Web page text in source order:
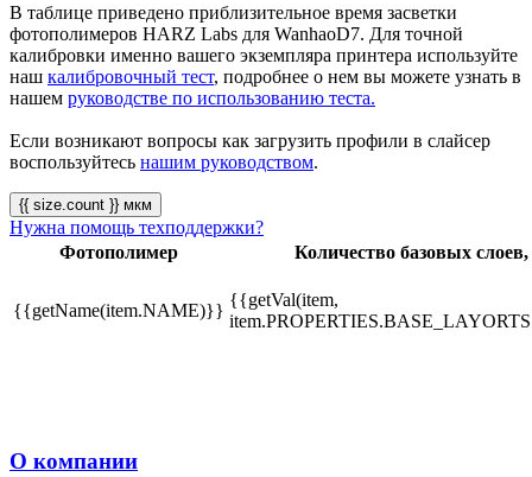
В таблице приведено приблизительное время засветки
фотополимеров HARZ Labs для WanhaoD7. Для точной
калибровки именно вашего экземпляра принтера используйте
наш калибровочный тест, подробнее о нем вы можете узнать в
нашем руководстве по использованию теста.
Если возникают вопросы как загрузить профили в слайсер
воспользуйтесь нашим руководством.
{{ size.count }} мкм
Нужна помощь техподдержки?
Фотополимер
Количество базовых
{{getName(item.NAME)}}
{{getVal(item,
О компании